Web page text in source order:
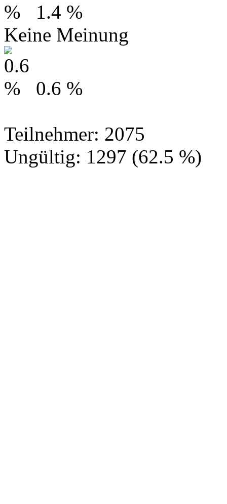
1.4 %
Keine Meinung
0.6 %
Teilnehmer: 2075
Ungültig: 1297 (62.5 %)